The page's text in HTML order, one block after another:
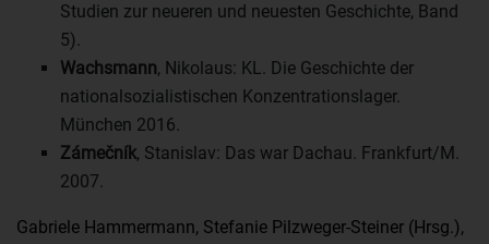
Studien zur neueren und neuesten Geschichte, Band
5).
Wachsmann, Nikolaus: KL. Die Geschichte der
nationalsozialistischen Konzentrationslager.
München 2016.
Zámečník, Stanislav: Das war Dachau. Frankfurt/M.
2007.
Gabriele Hammermann, Stefanie Pilzweger-Steiner (Hrsg.),